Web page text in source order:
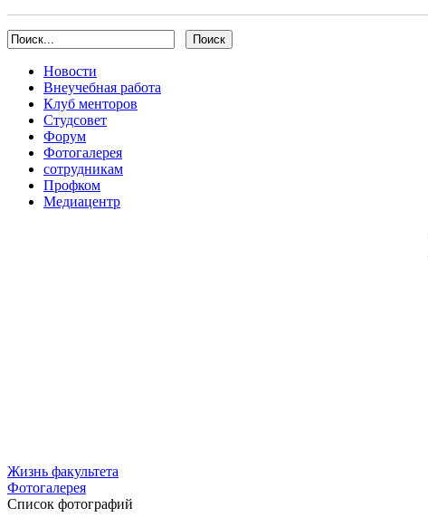
Новости
Внеучебная работа
Клуб менторов
Студсовет
Форум
Фотогалерея
сотрудникам
Профком
Медиацентр
Жизнь факультета
Фотогалерея
Список фотографий